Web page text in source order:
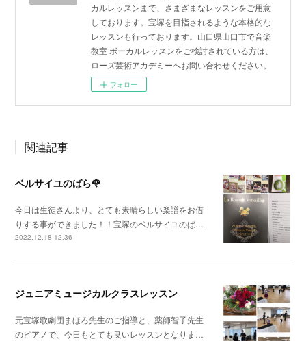
カルレッスンまで、さまざまなレッスンをご用意
しております。宝塚を目指されるような本格的な
レッスンも行っております。山口県山口市で音楽
教室 ボーカルレッスンをご検討されている方は、
ローズ芸術アカデミーへお問い合わせください。
フォロー
関連記事
ベルサイユのばら🌹
今日は生徒さんより、とても素晴らしい楽譜をお借
りする事ができました！！宝塚のベルサイユのば…
2022.12.18 12:36
ジュニアミュージカルクラスレッスン
元宝塚歌劇団まほろ先生のご指導と、薬師智子先生
のピアノで、今日もとても良いレッスンとなりま…